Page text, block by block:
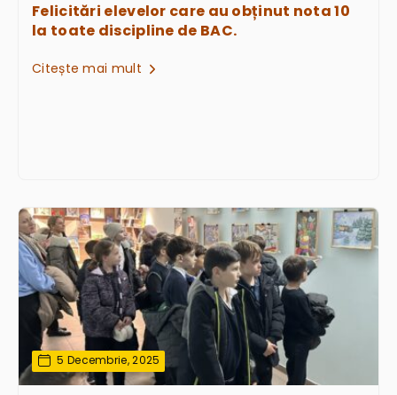
Felicitări elevelor care au obținut nota 10
la toate discipline de BAC.
Citește mai mult
5 Decembrie, 2025